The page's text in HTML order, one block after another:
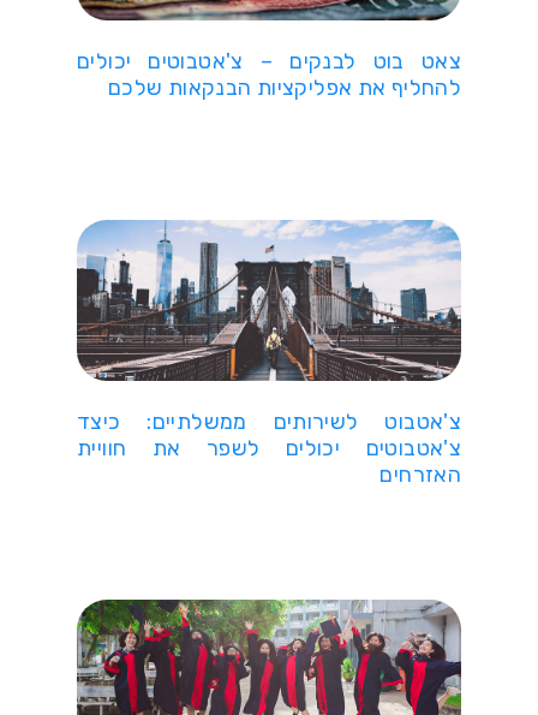
צאט בוט לבנקים – צ'אטבוטים יכולים
להחליף את אפליקציות הבנקאות שלכם
צ'אטבוט לשירותים ממשלתיים: כיצד
צ'אטבוטים יכולים לשפר את חוויית
האזרחים